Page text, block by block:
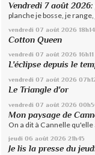
Vendredi 7 août
planche je bosse, je
vendredi 07 août 2026 18h14
Cotton Queen
vendredi 07 août 2026 16h11
L'éclipse depuis le
vendredi 07 août 2026
Le Triangle d'or
vendredi 07 août 2026
Mon paysage de
On a dit à Cannelle qu'elle
jeudi 06 août 2026 21h45
Je lis la presse du